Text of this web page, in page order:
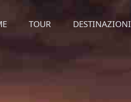
TOUR DESTINAZIONI